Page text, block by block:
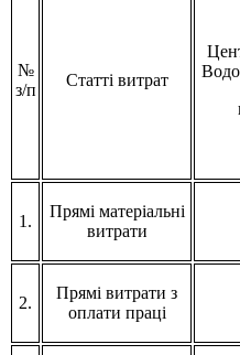
№
з/п
Статті витрат
1.
Прямі матеріальні
витрати
2.
Прямі витрати з
оплати праці